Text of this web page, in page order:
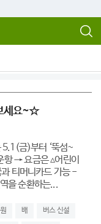
세요~☆
금)부터 ‘뚝섬~
항 → 요금은 ▵어린이
티머니카드 가능 -
을 순환하는...
배 버스 신설